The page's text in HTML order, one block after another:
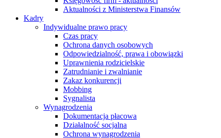
Aktualności z Ministerstwa Finansów
Kadry
Indywidualne prawo pracy
Czas pracy
Ochrona danych osobowych
Odpowiedzialność, prawa i obowiązki
Uprawnienia rodzicielskie
Zatrudnianie i zwalnianie
Zakaz konkurencji
Mobbing
Sygnalista
Wynagrodzenia
Dokumentacja płacowa
Działalność socjalna
Ochrona wynagrodzenia